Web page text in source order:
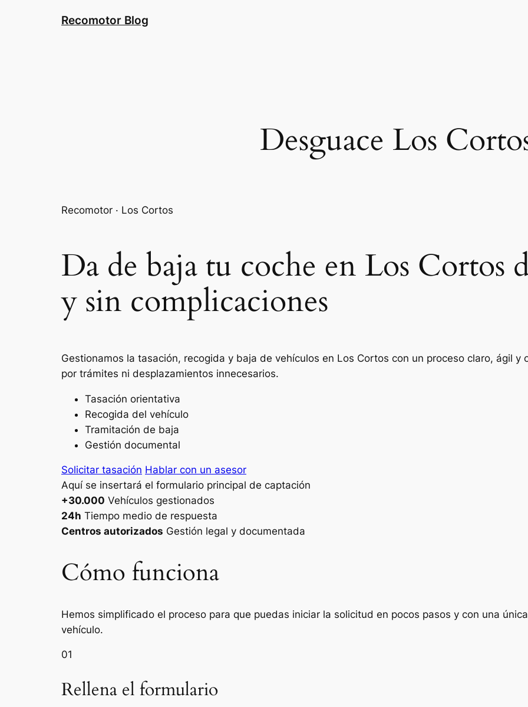
Recomotor Blog
Desguace Los
Recomotor · Los Cortos
Da de baja tu coche en Los Cortos
y sin complicaciones
Gestionamos la tasación, recogida y baja de vehículos en Los Cortos con un proceso claro, ágil
por trámites ni desplazamientos innecesarios.
Tasación orientativa
Recogida del vehículo
Tramitación de baja
Gestión documental
Solicitar tasación Hablar con un asesor
Aquí se insertará el formulario principal de captación
+30.000 Vehículos gestionados
24h Tiempo medio de respuesta
Centros autorizados Gestión legal y documentada
Cómo funciona
Hemos simplificado el proceso para que puedas iniciar la solicitud en pocos pasos y con una
vehículo.
01
Rellena el formulario